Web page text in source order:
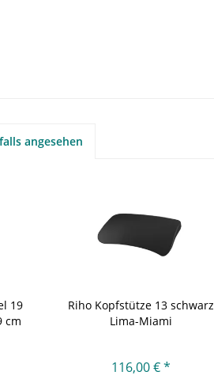
angesehen
19
cm
Riho Kopfstütze 13 schwarz
Lima-Miami
116,00 € *